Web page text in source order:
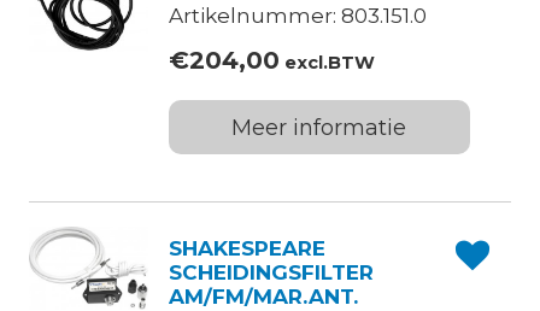
Artikelnummer: 803.151.0
€204,00 excl.BTW
Meer informatie
SHAKESPEARE
SCHEIDINGSFILTER
AM/FM/MAR.ANT.